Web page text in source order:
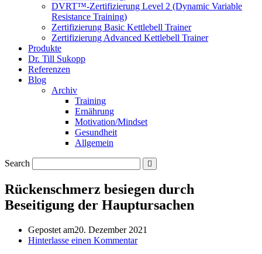
DVRT™-Zertifizierung Level 2 (Dynamic Variable
Resistance Training)
Zertifizierung Basic Kettlebell Trainer
Zertifizierung Advanced Kettlebell Trainer
Produkte
Dr. Till Sukopp
Referenzen
Blog
Archiv
Training
Ernährung
Motivation/Mindset
Gesundheit
Allgemein
Search
Rückenschmerz besiegen durch
Beseitigung der Hauptursachen
Gepostet am20. Dezember 2021
Hinterlasse einen Kommentar